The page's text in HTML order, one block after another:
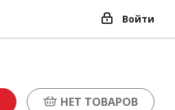
Войти
НЕТ ТОВАРОВ